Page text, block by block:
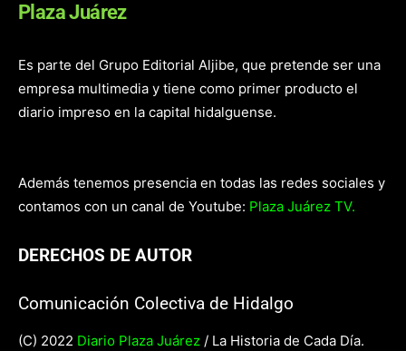
Plaza Juárez
Es parte del Grupo Editorial Aljibe, que pretende ser una
empresa multimedia y tiene como primer producto el
diario impreso en la capital hidalguense.
Además tenemos presencia en todas las redes sociales y
contamos con un canal de Youtube: Plaza Juárez TV.
DERECHOS DE AUTOR
Comunicación Colectiva de Hidalgo
(C) 2022 Diario Plaza Juárez / La Historia de Cada Día.